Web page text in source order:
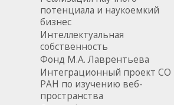
потенциала и наукоемкий
бизнес
Интеллектуальная
собственность
Фонд М.А. Лаврентьева
Интеграционный проект СО
РАН по изучению веб-
пространства